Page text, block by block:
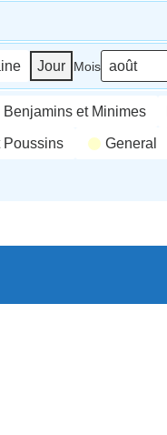
Jour Mois
Benjamins et Minimes
Poussins General